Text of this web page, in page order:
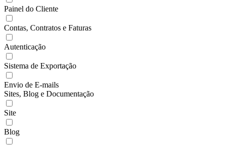
Painel do Cliente
Contas, Contratos e Faturas
Autenticação
Sistema de Exportação
Envio de E-mails
Sites, Blog e Documentação
Site
Blog